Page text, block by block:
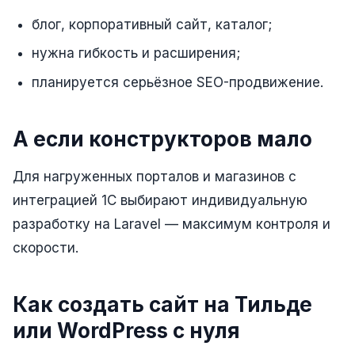
SEO-продвижение нового и молодого сайта
Управление репутацией SERM / ORM
Ведение и поддержка сайта
SEO для интернет-магазина
+ ещё 6 услуг
ВКонтакте
Telegram
YouTube
блог, корпоративный сайт, каталог;
нужна гибкость и расширения;
планируется серьёзное SEO-продвижение.
А если конструкторов мало
Для нагруженных порталов и магазинов с
интеграцией 1С выбирают индивидуальную
разработку на Laravel — максимум контроля и
скорости.
Как создать сайт на Тильде
или WordPress с нуля